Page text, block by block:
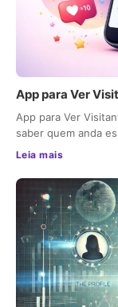
App para Ver
App para Ver
saber quem anda
Leia mais